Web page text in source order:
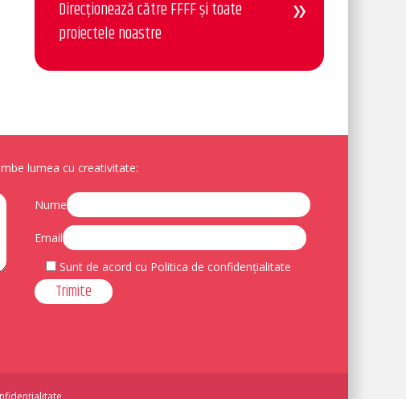
Direcționează către FFFF și toate
proiectele noastre
lumea cu creativitate:
Nume
Email
Sunt de acord cu Politica de confidențialitate